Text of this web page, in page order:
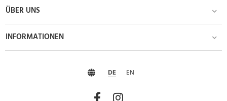
ÜBER UNS
INFORMATIONEN
DE EN